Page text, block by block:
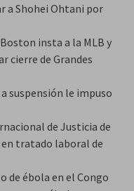
a Shohei Ohtani por
insta a la MLB y
cierre de Grandes
suspensión le impuso
de Justicia de
en tratado laboral de
de ébola en el Congo